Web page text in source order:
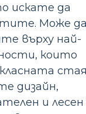
искате да
Може
върху най-
които
дизайн,
и лесен